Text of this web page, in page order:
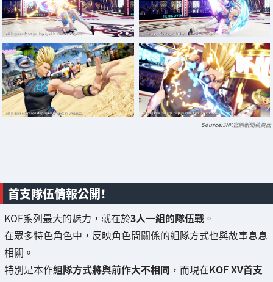
SNK官網新聞稿頁面
首支隊伍情報公開！
KOF系列最大的魅力，就在於3人一組的隊伍戰 。
在眾多特色角色中，反映角色間關係的組隊方式也與故事息息
相關。
特別是本作組隊方式將與前作大不相同 ，而現在KOF XV首支